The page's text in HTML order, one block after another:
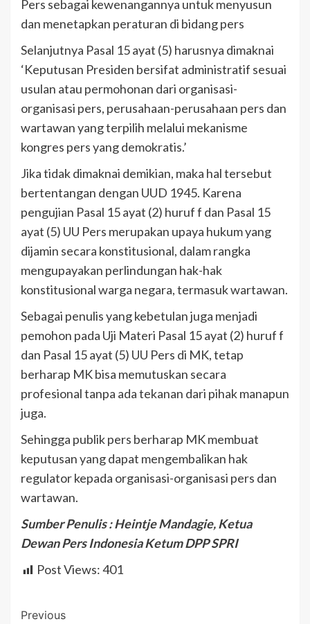
Pers sebagai kewenangannya untuk menyusun
dan menetapkan peraturan di bidang pers
Selanjutnya Pasal 15 ayat (5) harusnya dimaknai
‘Keputusan Presiden bersifat administratif sesuai
usulan atau permohonan dari organisasi-
organisasi pers, perusahaan-perusahaan pers dan
wartawan yang terpilih melalui mekanisme
kongres pers yang demokratis.’
Jika tidak dimaknai demikian, maka hal tersebut
bertentangan dengan UUD 1945. Karena
pengujian Pasal 15 ayat (2) huruf f dan Pasal 15
ayat (5) UU Pers merupakan upaya hukum yang
dijamin secara konstitusional, dalam rangka
mengupayakan perlindungan hak-hak
konstitusional warga negara, termasuk wartawan.
Sebagai penulis yang kebetulan juga menjadi
pemohon pada Uji Materi Pasal 15 ayat (2) huruf f
dan Pasal 15 ayat (5) UU Pers di MK, tetap
berharap MK bisa memutuskan secara
profesional tanpa ada tekanan dari pihak manapun
juga.
Sehingga publik pers berharap MK membuat
keputusan yang dapat mengembalikan hak
regulator kepada organisasi-organisasi pers dan
wartawan.
Sumber Penulis : Heintje Mandagie, Ketua
Dewan Pers Indonesia Ketum DPP SPRI
Post Views:401
Post
Previous